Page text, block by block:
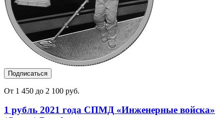
Подписаться
От 1 450 до 2 100 руб.
1 рубль 2021 года СПМД «Инженерные войска»